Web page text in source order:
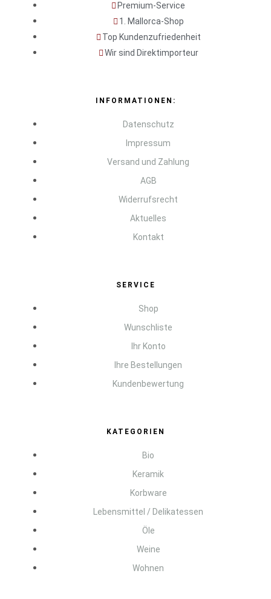
Premium-Service
1. Mallorca-Shop
Top Kundenzufriedenheit
Wir sind Direktimporteur
INFORMATIONEN:
Datenschutz
Impressum
Versand und Zahlung
AGB
Widerrufsrecht
Aktuelles
Kontakt
SERVICE
Shop
Wunschliste
Ihr Konto
Ihre Bestellungen
Kundenbewertung
KATEGORIEN
Bio
Keramik
Korbware
Lebensmittel / Delikatessen
Öle
Weine
Wohnen